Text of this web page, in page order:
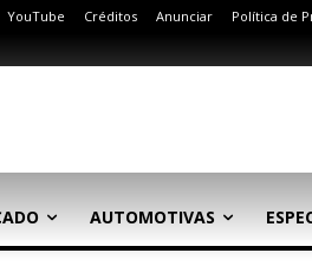
YouTube Créditos Anunciar Política de
AUTOMOTIVAS